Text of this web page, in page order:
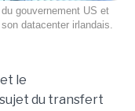
gouvernement US et
datacenter irlandais.
et le
du transfert